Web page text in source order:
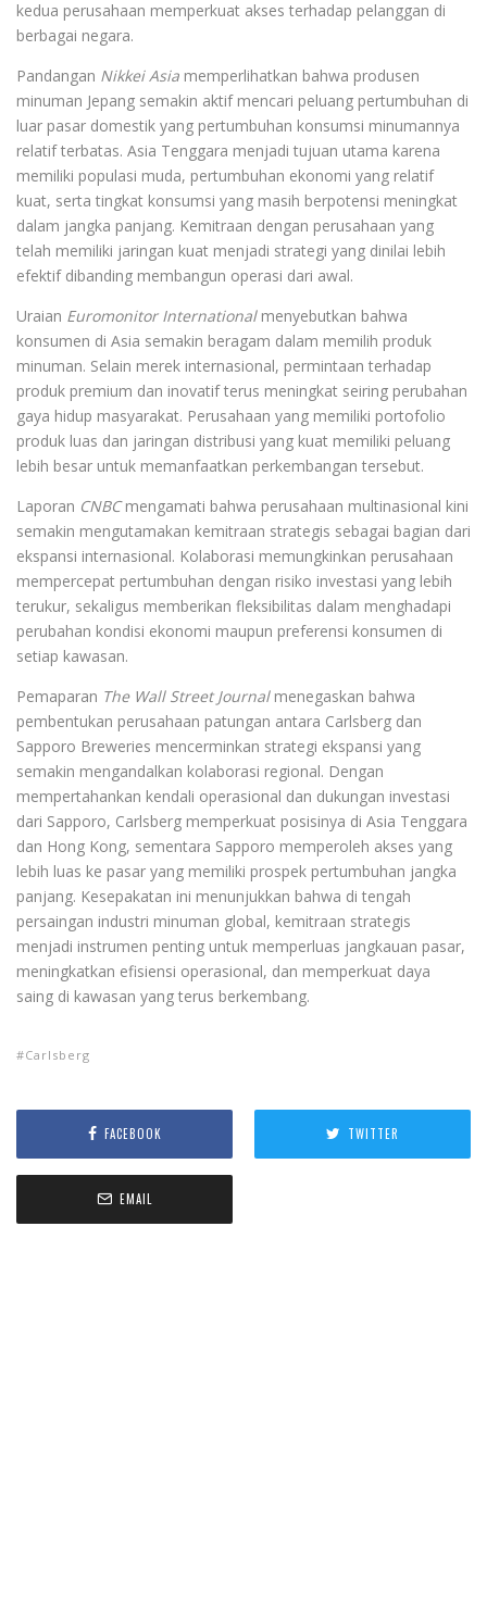
kedua perusahaan memperkuat akses terhadap pelanggan di
berbagai negara.
Pandangan Nikkei Asia memperlihatkan bahwa produsen
minuman Jepang semakin aktif mencari peluang pertumbuhan di
luar pasar domestik yang pertumbuhan konsumsi minumannya
relatif terbatas. Asia Tenggara menjadi tujuan utama karena
memiliki populasi muda, pertumbuhan ekonomi yang relatif
kuat, serta tingkat konsumsi yang masih berpotensi meningkat
dalam jangka panjang. Kemitraan dengan perusahaan yang
telah memiliki jaringan kuat menjadi strategi yang dinilai lebih
efektif dibanding membangun operasi dari awal.
Uraian Euromonitor Internationalmenyebutkan bahwa
konsumen di Asia semakin beragam dalam memilih produk
minuman. Selain merek internasional, permintaan terhadap
produk premium dan inovatif terus meningkat seiring perubahan
gaya hidup masyarakat. Perusahaan yang memiliki portofolio
produk luas dan jaringan distribusi yang kuat memiliki peluang
lebih besar untuk memanfaatkan perkembangan tersebut.
Laporan CNBCmengamati bahwa perusahaan multinasional kini
semakin mengutamakan kemitraan strategis sebagai bagian dari
ekspansi internasional. Kolaborasi memungkinkan perusahaan
mempercepat pertumbuhan dengan risiko investasi yang lebih
terukur, sekaligus memberikan fleksibilitas dalam menghadapi
perubahan kondisi ekonomi maupun preferensi konsumen di
setiap kawasan.
Pemaparan The Wall Street Journalmenegaskan bahwa
pembentukan perusahaan patungan antara Carlsberg dan
Sapporo Breweries mencerminkan strategi ekspansi yang
semakin mengandalkan kolaborasi regional. Dengan
mempertahankan kendali operasional dan dukungan investasi
dari Sapporo, Carlsberg memperkuat posisinya di Asia Tenggara
dan Hong Kong, sementara Sapporo memperoleh akses yang
lebih luas ke pasar yang memiliki prospek pertumbuhan jangka
panjang. Kesepakatan ini menunjukkan bahwa di tengah
persaingan industri minuman global, kemitraan strategis
menjadi instrumen penting untuk memperluas jangkauan pasar,
meningkatkan efisiensi operasional, dan memperkuat daya
saing di kawasan yang terus berkembang.
Carlsberg
FACEBOOK TWITTER
EMAIL